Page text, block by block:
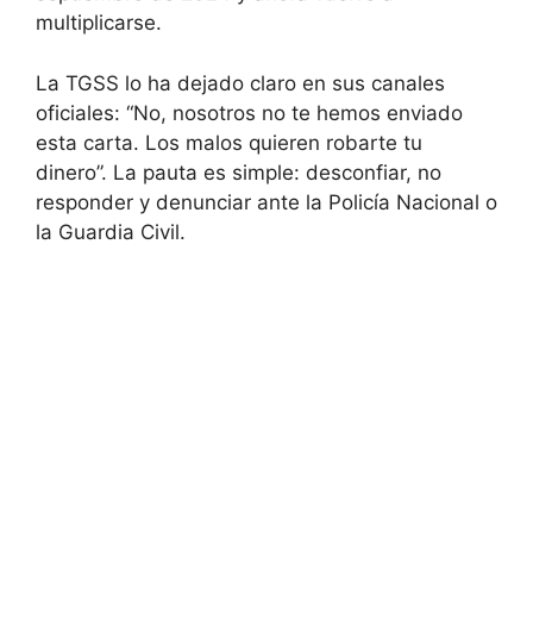
multiplicarse.
La TGSS lo ha dejado claro en sus canales
oficiales: “No, nosotros no te hemos enviado
esta carta. Los malos quieren robarte tu
dinero”. La pauta es simple: desconfiar, no
responder y denunciar ante la Policía Nacional o
la Guardia Civil.